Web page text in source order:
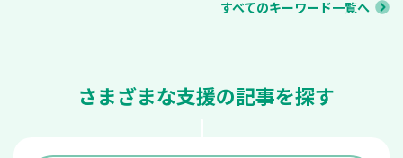
すべてのキーワード一覧へ
さまざまな支援の記事を探す